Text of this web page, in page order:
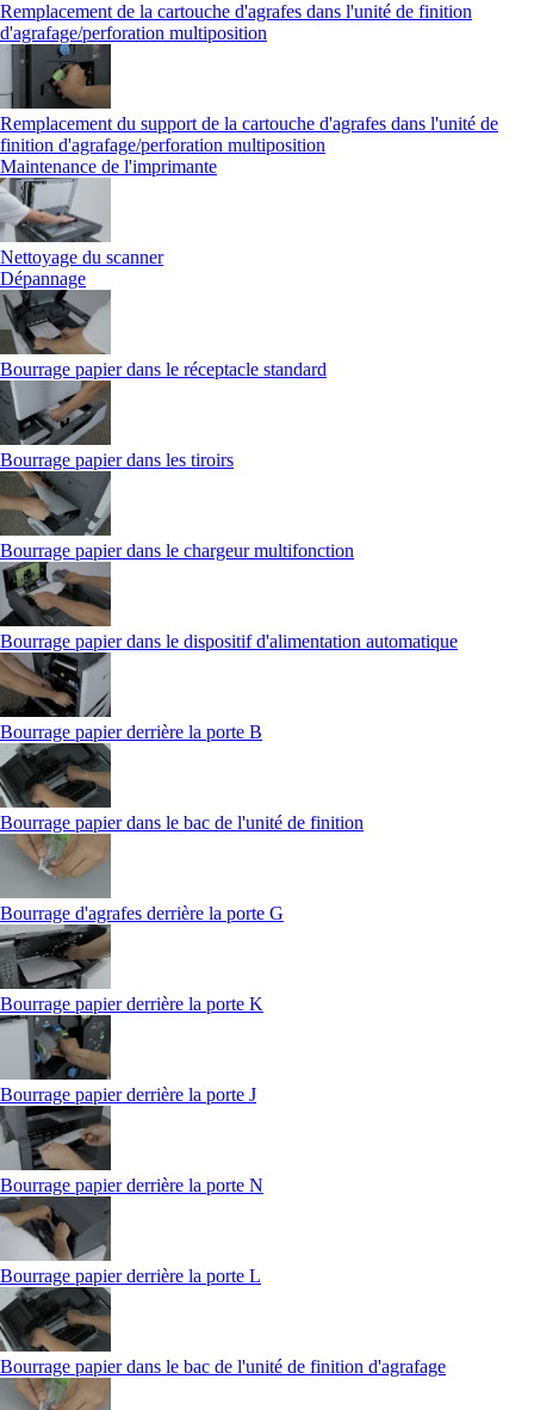
Remplacement de la cartouche d'agrafes dans l'unité de finition
d'agrafage/perforation multiposition
Remplacement du support de la cartouche d'agrafes dans l'unité de
finition d'agrafage/perforation multiposition
Maintenance de l'imprimante
Nettoyage du scanner
Dépannage
Bourrage papier dans le réceptacle standard
Bourrage papier dans les tiroirs
Bourrage papier dans le chargeur multifonction
Bourrage papier dans le dispositif d'alimentation automatique
Bourrage papier derrière la porte B
Bourrage papier dans le bac de l'unité de finition
Bourrage d'agrafes derrière la porte G
Bourrage papier derrière la porte K
Bourrage papier derrière la porte J
Bourrage papier derrière la porte N
Bourrage papier derrière la porte L
Bourrage papier dans le bac de l'unité de finition d'agrafage